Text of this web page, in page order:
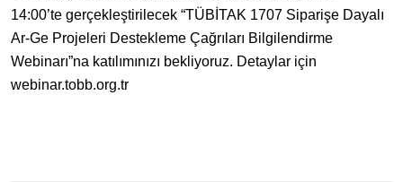
14:00’te gerçekleştirilecek “TÜBİTAK 1707 Siparişe Dayalı
Ar-Ge Projeleri Destekleme Çağrıları Bilgilendirme
Webinarı”na katılımınızı bekliyoruz. Detaylar için
webinar.tobb.org.tr